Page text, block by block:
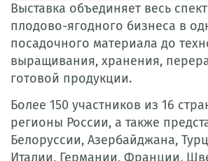
Выставка объединяет весь
плодово-ягодного бизнеса в
посадочного материала до
выращивания, хранения,
готовой продукции.
Более 150 участников из 16
регионы России, а также
Белоруссии, Азербайджана,
Италии, Германии, Франции,